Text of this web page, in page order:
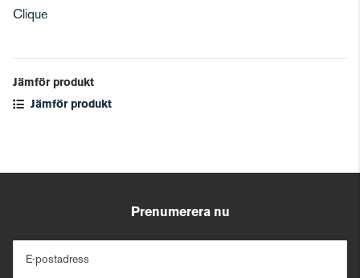
Clique
Jämför produkt
Jämför produkt
Prenumerera nu
E-postadress